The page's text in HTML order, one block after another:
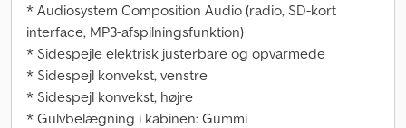
* Audiosystem Composition Audio (radio, SD-kort
interface, MP3-afspilningsfunktion)
* Sidespejle elektrisk justerbare og opvarmede
* Sidespejl konvekst, venstre
* Sidespejl konvekst, højre
* Gulvbelægning i kabinen: Gummi